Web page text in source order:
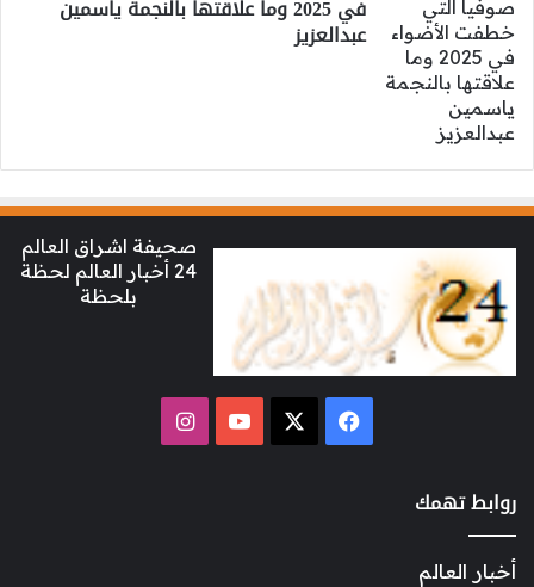
في 2025 وما علاقتها بالنجمة ياسمين
عبدالعزيز
صحيفة اشراق العالم
24 أخبار العالم لحظة
بلحظة
فيسبوك ‫YouTubeانستقرام
روابط تهمك
أخبار العالم